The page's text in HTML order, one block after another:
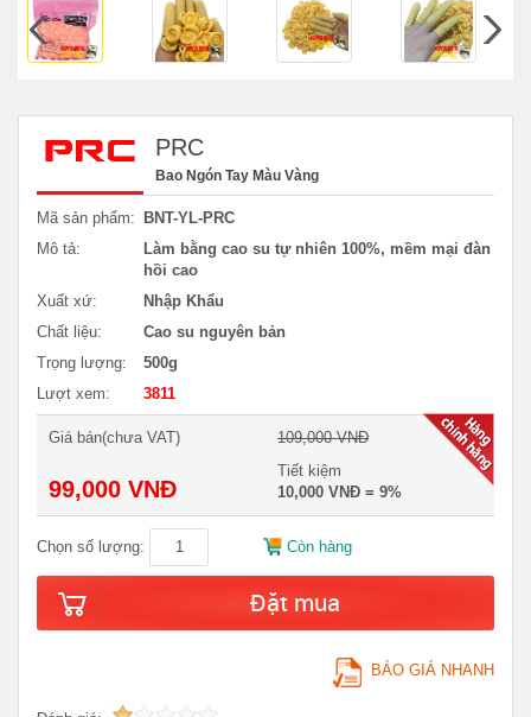
PRC
Bao Ngón Tay Màu Vàng
Mã sản phẩm:
BNT-YL-PRC
Mô tả:
Làm bằng cao su tự nhiên 100%, mềm mại đàn
hồi cao
Xuất xứ:
Nhập Khẩu
Chất liệu:
Cao su nguyên bản
Trọng lượng:
500g
Lượt xem:
3811
Giá bán(chưa VAT)
99,000 VNĐ
109,000 VNĐ
Tiết kiệm
10,000 VNĐ = 9%
Chọn số lượng: Còn hàng
Đặt mua
BÁO GIÁ NHANH